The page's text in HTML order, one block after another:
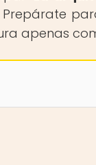
Prepárate
apenas